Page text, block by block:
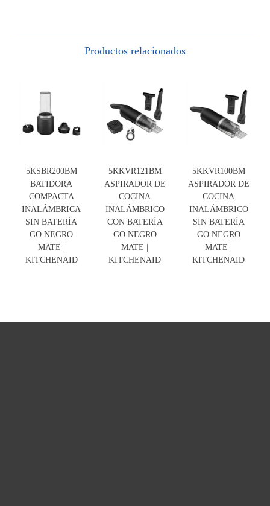
Productos relacionados
5KSBR200BM
BATIDORA
COMPACTA
INALÁMBRICA
SIN BATERÍA
GO NEGRO
MATE |
KITCHENAID
5KKVR121BM
ASPIRADOR DE
COCINA
INALÁMBRICO
CON BATERÍA
GO NEGRO
MATE |
KITCHENAID
5KKVR100BM
ASPIRADOR DE
COCINA
INALÁMBRICO
SIN BATERÍA
GO NEGRO
MATE |
KITCHENAID